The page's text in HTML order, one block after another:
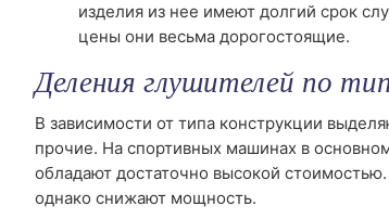
изделия из нее имеют долгий срок
цены они весьма дорогостоящие.
Деления глушителей по
В зависимости от типа конструкции
прочие. На спортивных машинах в
обладают достаточно высокой
однако снижают мощность.